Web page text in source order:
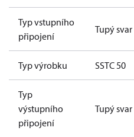
Typ vstupního
připojení
Tupý svar
Typ výrobku SSTC 50
Typ
výstupního
připojení
Tupý svar